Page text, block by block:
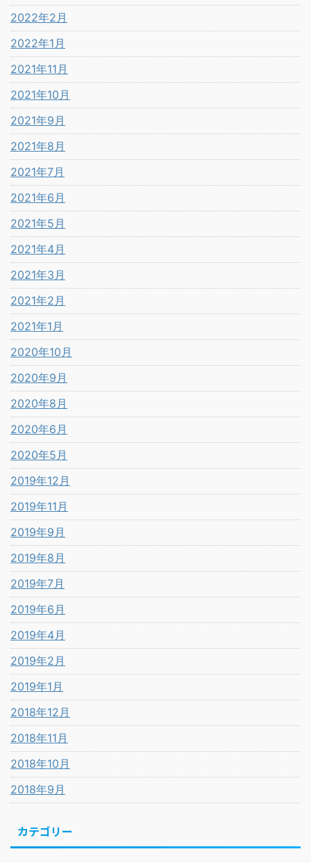
2022年2月
2022年1月
2021年11月
2021年10月
2021年9月
2021年8月
2021年7月
2021年6月
2021年5月
2021年4月
2021年3月
2021年2月
2021年1月
2020年10月
2020年9月
2020年8月
2020年6月
2020年5月
2019年12月
2019年11月
2019年9月
2019年8月
2019年7月
2019年6月
2019年4月
2019年2月
2019年1月
2018年12月
2018年11月
2018年10月
2018年9月
カテゴリー